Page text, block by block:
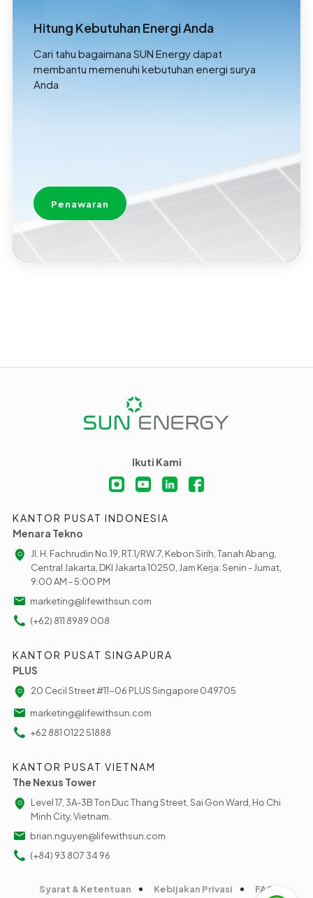
Hitung Kebutuhan Energi Anda
Cari tahu bagaimana SUN Energy dapat
membantu memenuhi kebutuhan energi surya
Anda
Penawaran
Ikuti Kami
KANTOR PUSAT INDONESIA
Menara Tekno
Jl. H. Fachrudin No.19, RT.1/RW.7, Kebon Sirih, Tanah Abang,
Central Jakarta, DKI Jakarta 10250, Jam Kerja: Senin - Jumat,
9:00 AM - 5:00 PM
marketing@lifewithsun.com
(+62) 811 8989 008
KANTOR PUSAT SINGAPURA
PLUS
20 Cecil Street #11-06 PLUS Singapore 049705
marketing@lifewithsun.com
+62 881 0122 51888
KANTOR PUSAT VIETNAM
The Nexus Tower
Level 17, 3A-3B Ton Duc Thang Street, Sai Gon Ward, Ho Chi
Minh City, Vietnam.
brian.nguyen@lifewithsun.com
(+84) 93 807 34 96
Syarat & Ketentuan Kebijakan Privasi FAQ